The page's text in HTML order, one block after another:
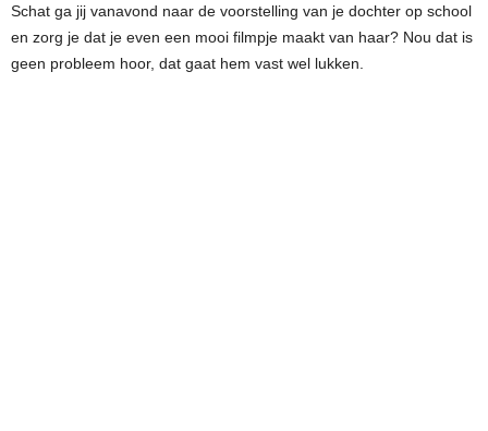
Schat ga jij vanavond naar de voorstelling van je dochter op school
en zorg je dat je even een mooi filmpje maakt van haar? Nou dat is
geen probleem hoor, dat gaat hem vast wel lukken.